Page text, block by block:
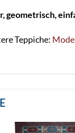
geometrisch,
Teppiche: